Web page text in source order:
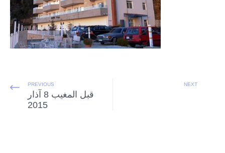
PREVIOUS
قبل المغيب 8 آذار
2015
NEXT